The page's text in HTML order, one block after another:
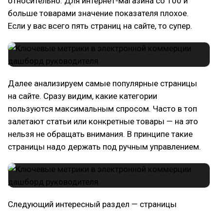
больше товарами значение показателя плохое.
Если у вас всего пять страниц на сайте, то супер.
Далее анализируем самые популярные страницы
на сайте. Сразу видим, какие категории
пользуются максимальным спросом. Часто в топ
залетают статьи или конкретные товары — на это
нельзя не обращать внимания. В принципе такие
страницы надо держать под ручным управлением.
Следующий интересный раздел — страницы